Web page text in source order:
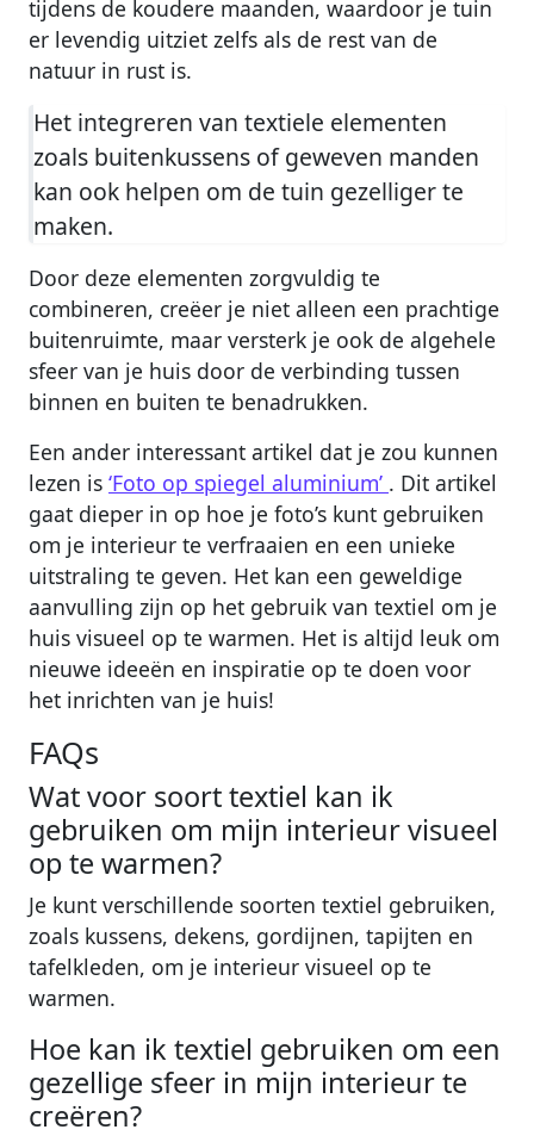
tijdens de koudere maanden, waardoor je tuin
er levendig uitziet zelfs als de rest van de
natuur in rust is.
Het integreren van textiele elementen
zoals buitenkussens of geweven manden
kan ook helpen om de tuin gezelliger te
maken.
Door deze elementen zorgvuldig te
combineren, creëer je niet alleen een prachtige
buitenruimte, maar versterk je ook de algehele
sfeer van je huis door de verbinding tussen
binnen en buiten te benadrukken.
Een ander interessant artikel dat je zou kunnen
lezen is ‘Foto op spiegel aluminium’ . Dit artikel
gaat dieper in op hoe je foto’s kunt gebruiken
om je interieur te verfraaien en een unieke
uitstraling te geven. Het kan een geweldige
aanvulling zijn op het gebruik van textiel om je
huis visueel op te warmen. Het is altijd leuk om
nieuwe ideeën en inspiratie op te doen voor
het inrichten van je huis!
FAQs
Wat voor soort textiel kan ik
gebruiken om mijn interieur visueel
op te warmen?
Je kunt verschillende soorten textiel gebruiken,
zoals kussens, dekens, gordijnen, tapijten en
tafelkleden, om je interieur visueel op te
warmen.
Hoe kan ik textiel gebruiken om een
gezellige sfeer in mijn interieur te
creëren?